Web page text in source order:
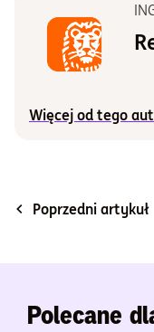
Więcej od tego
Poprzedni artykuł
Polecane